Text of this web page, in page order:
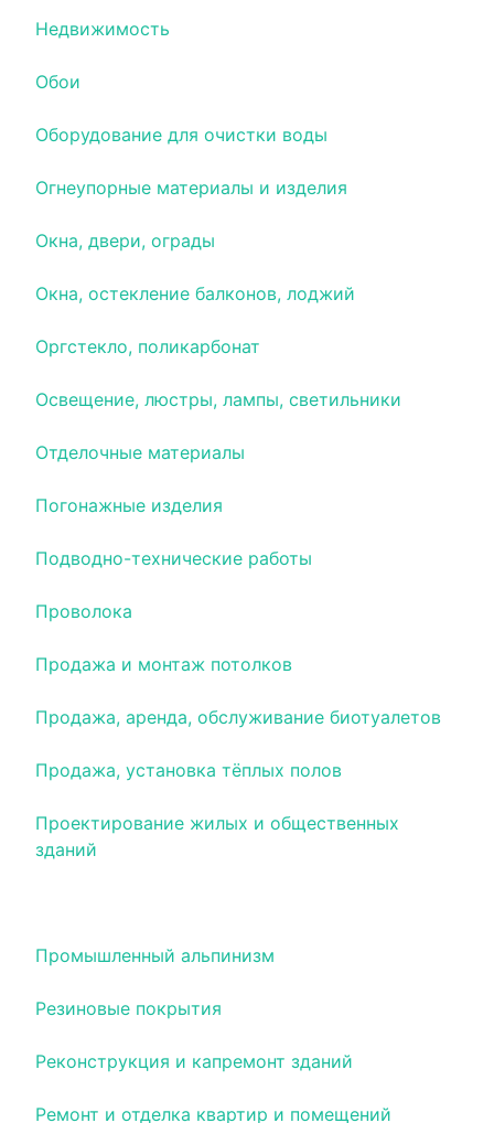
Недвижимость
Обои
Оборудование для очистки воды
Огнеупорные материалы и изделия
Окна, двери, ограды
Окна, остекление балконов, лоджий
Оргстекло, поликарбонат
Освещение, люстры, лампы, светильники
Отделочные материалы
Погонажные изделия
Подводно-технические работы
Проволока
Продажа и монтаж потолков
Продажа, аренда, обслуживание биотуалетов
Продажа, установка тёплых полов
Проектирование жилых и общественных
зданий
Промышленный альпинизм
Резиновые покрытия
Реконструкция и капремонт зданий
Ремонт и отделка квартир и помещений